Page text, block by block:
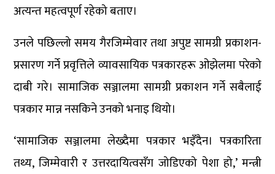
अत्यन्त महत्वपूर्ण रहेको बताए।
उनले पछिल्लो समय गैरजिम्मेवार तथा अपुष्ट सामग्री प्रकाशन-
प्रसारण गर्ने प्रवृत्तिले व्यावसायिक पत्रकारहरू ओझेलमा परेको
दाबी गरे। सामाजिक सञ्जालमा सामग्री प्रकाशन गर्ने सबैलाई
पत्रकार मान्न नसकिने उनको भनाइ थियो।
‘सामाजिक सञ्जालमा लेख्दैमा पत्रकार भइँदैन। पत्रकारिता
तथ्य, जिम्मेवारी र उत्तरदायित्वसँग जोडिएको पेशा हो,’ मन्त्री